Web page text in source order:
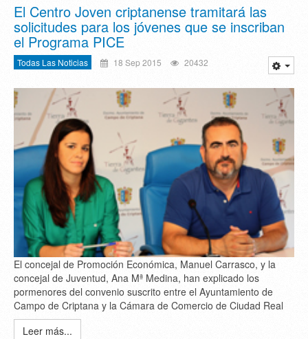
El Centro Joven criptanense tramitará las
solicitudes para los jóvenes que se inscriban
el Programa PICE
Todas Las Noticias 18 Sep 2015 20432
El concejal de Promoción Económica, Manuel Carrasco, y la
concejal de Juventud, Ana Mª Medina, han explicado los
pormenores del convenio suscrito entre el Ayuntamiento de
Campo de Criptana y la Cámara de Comercio de Ciudad Real
Leer más...